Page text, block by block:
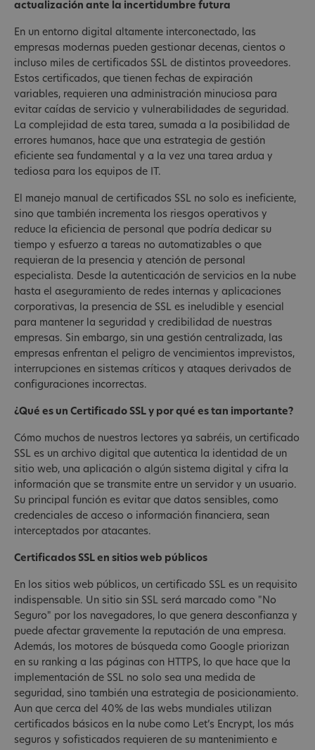
actualización ante la incertidumbre futura
En un entorno digital altamente interconectado, las
empresas modernas pueden gestionar decenas, cientos o
incluso miles de certificados SSL de distintos proveedores.
Estos certificados, que tienen fechas de expiración
variables, requieren una administración minuciosa para
evitar caídas de servicio y vulnerabilidades de seguridad.
La complejidad de esta tarea, sumada a la posibilidad de
errores humanos, hace que una estrategia de gestión
eficiente sea fundamental y a la vez una tarea ardua y
tediosa para los equipos de IT.
El manejo manual de certificados SSL no solo es ineficiente,
sino que también incrementa los riesgos operativos y
reduce la eficiencia de personal que podría dedicar su
tiempo y esfuerzo a tareas no automatizables o que
requieran de la presencia y atención de personal
especialista. Desde la autenticación de servicios en la nube
hasta el aseguramiento de redes internas y aplicaciones
corporativas, la presencia de SSL es ineludible y esencial
para mantener la seguridad y credibilidad de nuestras
empresas. Sin embargo, sin una gestión centralizada, las
empresas enfrentan el peligro de vencimientos imprevistos,
interrupciones en sistemas críticos y ataques derivados de
configuraciones incorrectas.
¿Qué es un Certificado SSL y por qué es tan importante?
Cómo muchos de nuestros lectores ya sabréis, un certificado
SSL es un archivo digital que autentica la identidad de un
sitio web, una aplicación o algún sistema digital y cifra la
información que se transmite entre un servidor y un usuario.
Su principal función es evitar que datos sensibles, como
credenciales de acceso o información financiera, sean
interceptados por atacantes.
Certificados SSL en sitios web públicos
En los sitios web públicos, un certificado SSL es un requisito
indispensable. Un sitio sin SSL será marcado como "No
Seguro" por los navegadores, lo que genera desconfianza y
puede afectar gravemente la reputación de una empresa.
Además, los motores de búsqueda como Google priorizan
en su ranking a las páginas con HTTPS, lo que hace que la
implementación de SSL no solo sea una medida de
seguridad, sino también una estrategia de posicionamiento.
Aun que cerca del 40% de las webs mundiales utilizan
certificados básicos en la nube como Let’s Encrypt, los más
seguros y sofisticados requieren de su mantenimiento e